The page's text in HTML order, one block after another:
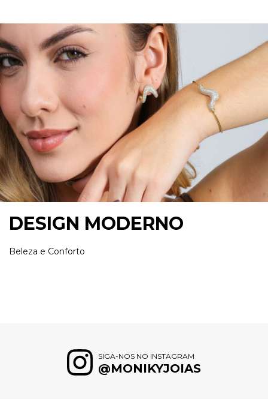
DESIGN MODERNO
Beleza e Conforto
SIGA-NOS NO INSTAGRAM
@MONIKYJOIAS